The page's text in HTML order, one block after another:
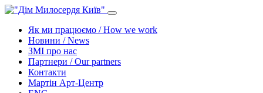
Як ми працюємо / How we work
Новини / News
ЗМІ про нас
Партнери / Our partners
Контакти
Mартін Арт-Центр